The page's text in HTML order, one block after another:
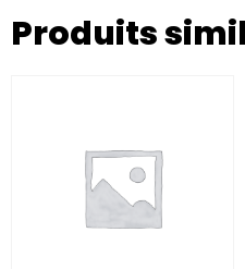
Produits